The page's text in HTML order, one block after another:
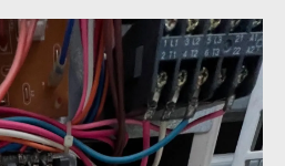
エアコン工事再利用の秘訣
利用を実現する方法
におけるコスト削減の実例
効果を引き出すテクニック